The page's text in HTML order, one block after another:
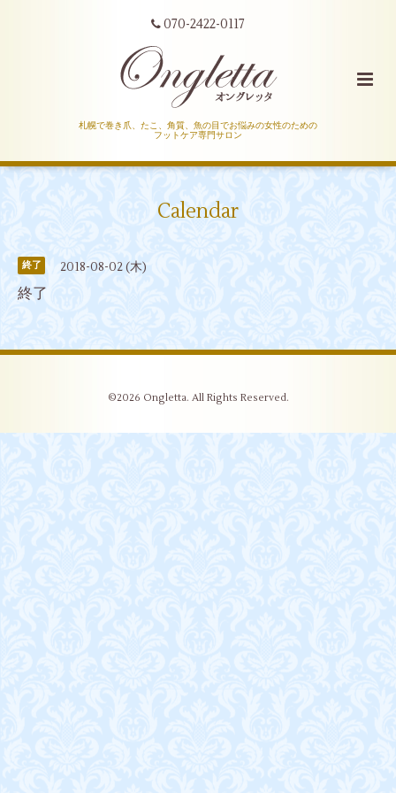
070-2422-0117
札幌で巻き爪、たこ、角質、魚の目でお悩みの女性のための
フットケア専門サロン
Calendar
終了 2018-08-02 (木)
終了
©2026 Ongletta. All Rights Reserved.